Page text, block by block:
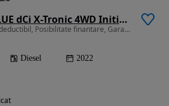
Renault Koleos BLUE dCi X-Tronic 4WD Initiale Paris
1995 cm3 • 190 CP • TVA deductibil, Posibilitate finantare, Garantie
Diesel 2022